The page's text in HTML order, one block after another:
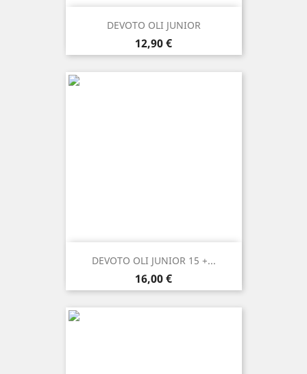
DEVOTO OLI JUNIOR
Prezzo
12,90 €
DEVOTO OLI JUNIOR 15 +...
Prezzo
16,00 €